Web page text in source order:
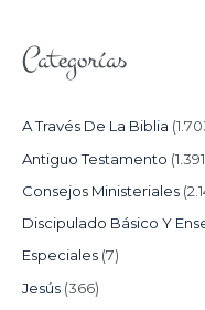
Categorías
A Través De La Biblia
Antiguo Testamento
Consejos Ministeriales
Discipulado Básico Y
Especiales (7)
Jesús (366)